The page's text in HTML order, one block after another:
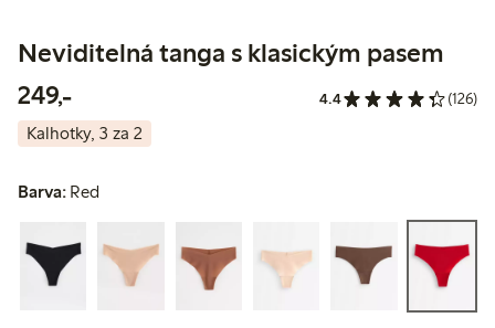
Neviditelná tanga s klasickým pasem
249,-249,00 Kč 4.4 (126)
Kalhotky, 3 za 2
Barva: Red